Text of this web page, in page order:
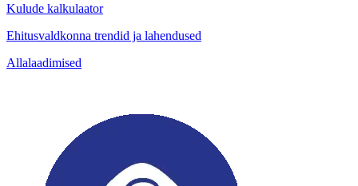
Kulude kalkulaator
Ehitusvaldkonna trendid ja lahendused
Allalaadimised